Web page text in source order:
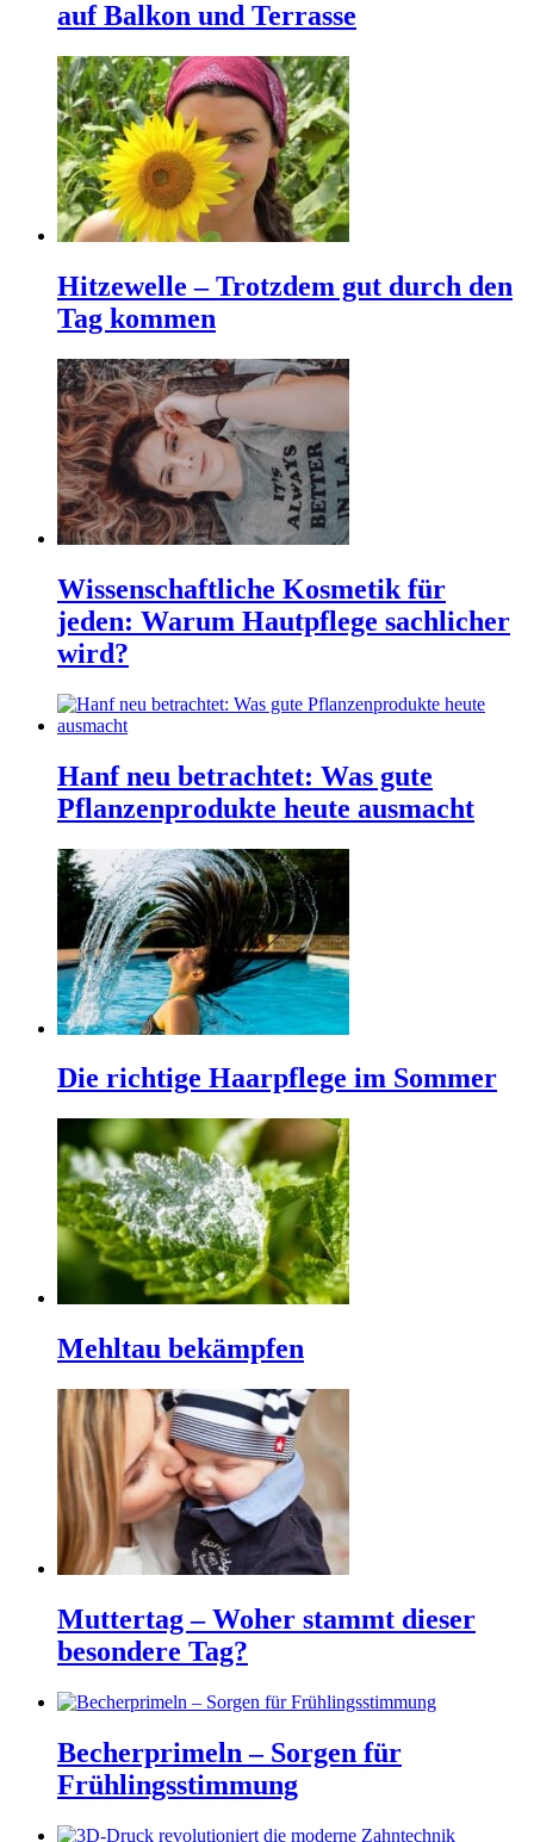
auf Balkon und Terrasse
Hitzewelle – Trotzdem gut durch den
Tag kommen
Wissenschaftliche Kosmetik für
jeden: Warum Hautpflege sachlicher
wird?
Hanf neu betrachtet: Was gute
Pflanzenprodukte heute ausmacht
Die richtige Haarpflege im Sommer
Mehltau bekämpfen
Muttertag – Woher stammt dieser
besondere Tag?
Becherprimeln – Sorgen für
Frühlingsstimmung